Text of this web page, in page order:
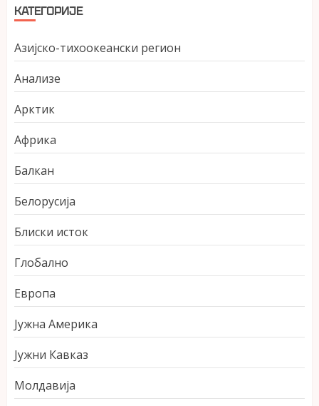
КАТЕГОРИЈЕ
Азијско-тихоокеански регион
Анализе
Арктик
Африка
Балкан
Белорусија
Блиски исток
Глобално
Европа
Јужна Америка
Јужни Кавказ
Молдавија